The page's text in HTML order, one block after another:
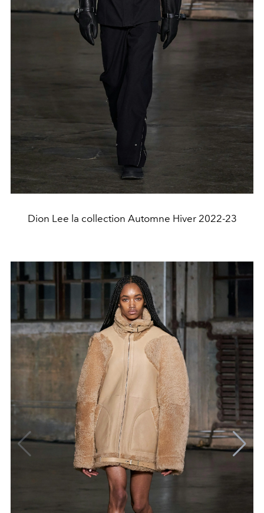
Dion Lee la collection Automne Hiver 2022-23